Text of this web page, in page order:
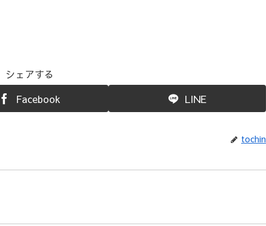
シェアする
Facebook LINE
tochin